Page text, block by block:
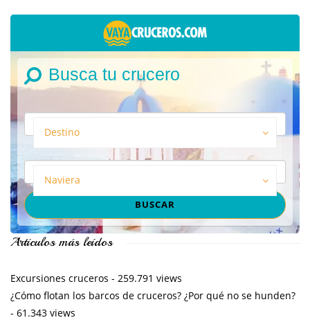
Busca tu crucero
Destino
Naviera
Artículos más leídos
Excursiones cruceros - 259.791 views
¿Cómo flotan los barcos de cruceros? ¿Por qué no se hunden?
- 61.343 views